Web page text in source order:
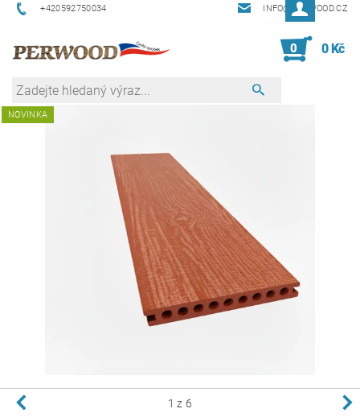
+420592750034 INFO@PERWOOD.CZ
0 0 Kč
NOVINKA
1 z 6